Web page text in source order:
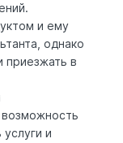
и ему
однако
приезжать в
и